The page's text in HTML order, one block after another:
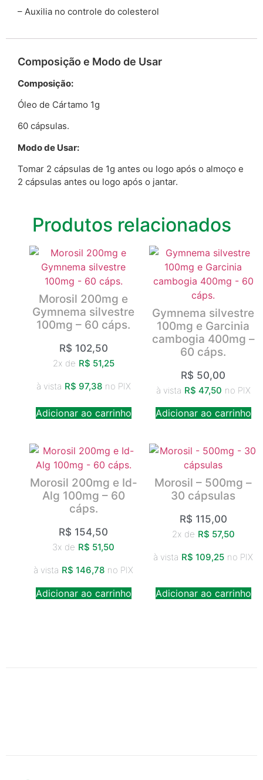
– Auxilia no controle do colesterol
Composição e Modo de Usar
Composição:
Óleo de Cártamo 1g
60 cápsulas.
Modo de Usar:
Tomar 2 cápsulas de 1g antes ou logo após o almoço e
2 cápsulas antes ou logo após o jantar.
Produtos relacionados
Morosil 200mg e
Gymnema silvestre
100mg – 60 cáps.
R$ 102,50
2x de R$ 51,25
à vista R$ 97,38 no PIX
Adicionar ao carrinho
Gymnema silvestre
100mg e Garcinia
cambogia 400mg –
60 cáps.
R$ 50,00
à vista R$ 47,50 no PIX
Adicionar ao carrinho
Morosil 200mg e Id-
Alg 100mg – 60
cáps.
R$ 154,50
3x de R$ 51,50
à vista R$ 146,78 no PIX
Adicionar ao carrinho
Morosil – 500mg –
30 cápsulas
R$ 115,00
2x de R$ 57,50
à vista R$ 109,25 no PIX
Adicionar ao carrinho